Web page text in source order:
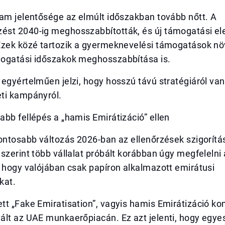
jelentősége az elmúlt időszakban tovább nőtt. A
2040-ig meghosszabbították, és új támogatási
közé tartozik a gyermeknevelési támogatások
időszakok meghosszabbítása is.
egyértelműen jelzi, hogy hosszú távú stratégiáról
kampányról.
fellépés a „hamis Emirátizáció” ellen
változás 2026-ban az ellenőrzések
több vállalat próbált korábban úgy megfelelni
valójában csak papíron alkalmazott emirátusi
„Fake Emiratisation”, vagyis hamis Emirátizáció
az UAE munkaerőpiacán. Ez azt jelenti, hogy